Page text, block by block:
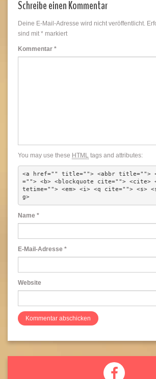
Schreibe einen Kommentar
Deine E-Mail-Adresse wird nicht veröffentlicht.
sind mit* markiert
Kommentar *
You may use these HTML tags and attributes:
<a href="" title=""> <abbr title="">
=""> <b> <blockquote cite=""> <cite>
tetime=""> <em> <i> <q cite=""> <s>
g>
Name *
E-Mail-Adresse *
Website